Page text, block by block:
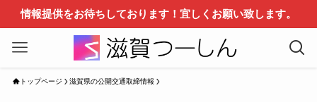
情報提供をお待ちしております！宜しくお願い致します。
トップページ 滋賀県の公開交通取締情報